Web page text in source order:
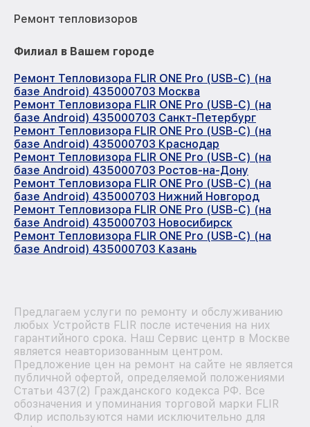
Ремонт тепловизоров
Филиал в Вашем городе
Ремонт Тепловизора FLIR ONE Pro (USB-C) (на
базе Android) 435000703 Москва
Ремонт Тепловизора FLIR ONE Pro (USB-C) (на
базе Android) 435000703 Санкт-Петербург
Ремонт Тепловизора FLIR ONE Pro (USB-C) (на
базе Android) 435000703 Краснодар
Ремонт Тепловизора FLIR ONE Pro (USB-C) (на
базе Android) 435000703 Ростов-на-Дону
Ремонт Тепловизора FLIR ONE Pro (USB-C) (на
базе Android) 435000703 Нижний Новгород
Ремонт Тепловизора FLIR ONE Pro (USB-C) (на
базе Android) 435000703 Новосибирск
Ремонт Тепловизора FLIR ONE Pro (USB-C) (на
базе Android) 435000703 Казань
Предлагаем услуги по ремонту и обслуживанию
любых Устройств FLIR после истечения на них
гарантийного срока. Наш Сервис центр в Москве
является неавторизованным центром.
Предложение цен на ремонт на сайте не является
публичной офертой, определяемой положениями
Статьи 437(2) Гражданского кодекса РФ. Все
обозначения и упоминания торговой марки FLIR
Флир используются нами исключительно для